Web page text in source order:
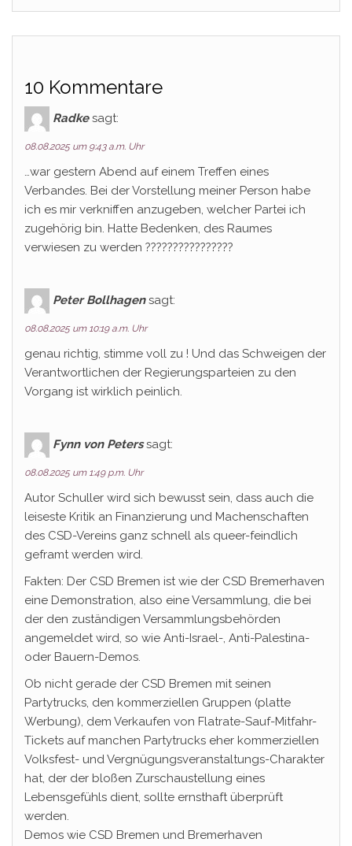
10 Kommentare
Radke sagt:
08.08.2025 um 9:43 a.m. Uhr
…war gestern Abend auf einem Treffen eines
Verbandes. Bei der Vorstellung meiner Person habe
ich es mir verkniffen anzugeben, welcher Partei ich
zugehörig bin. Hatte Bedenken, des Raumes
verwiesen zu werden ????????????????
Peter Bollhagen sagt:
08.08.2025 um 10:19 a.m. Uhr
genau richtig, stimme voll zu ! Und das Schweigen der
Verantwortlichen der Regierungsparteien zu den
Vorgang ist wirklich peinlich.
Fynn von Peters sagt:
08.08.2025 um 1:49 p.m. Uhr
Autor Schuller wird sich bewusst sein, dass auch die
leiseste Kritik an Finanzierung und Machenschaften
des CSD-Vereins ganz schnell als queer-feindlich
geframt werden wird.
Fakten: Der CSD Bremen ist wie der CSD Bremerhaven
eine Demonstration, also eine Versammlung, die bei
der den zuständigen Versammlungsbehörden
angemeldet wird, so wie Anti-Israel-, Anti-Palestina-
oder Bauern-Demos.
Ob nicht gerade der CSD Bremen mit seinen
Partytrucks, den kommerziellen Gruppen (platte
Werbung), dem Verkaufen von Flatrate-Sauf-Mitfahr-
Tickets auf manchen Partytrucks eher kommerziellen
Volksfest- und Vergnügungsveranstaltungs-Charakter
hat, der der bloßen Zurschaustellung eines
Lebensgefühls dient, sollte ernsthaft überprüft
werden.
Demos wie CSD Bremen und Bremerhaven